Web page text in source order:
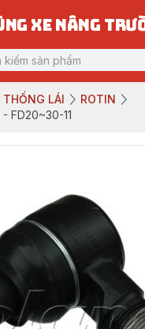
XE NÂNG
THỐNG LÁI
ROTIN
FD20~30-11